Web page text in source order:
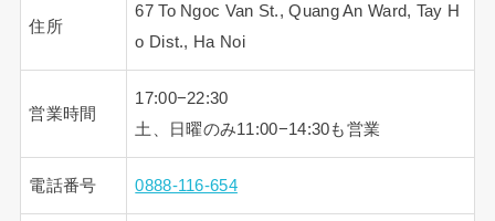
住所
67 To Ngoc Van St., Quang An Ward, Tay H
o Dist., Ha Noi
営業時間
17:00−22:30
土、日曜のみ11:00−14:30も営業
電話番号 0888-116-654